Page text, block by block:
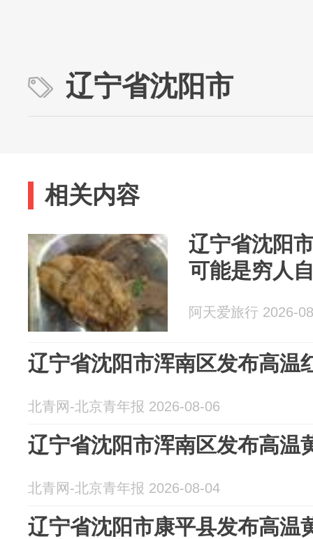
辽宁省沈阳市
相关内容
辽宁省沈阳
可能是穷人
阿天爱旅行 2026-
辽宁省沈阳市浑南区发布高温
北青网-北京青年报 2026-08-06
辽宁省沈阳市浑南区发布高温
北青网-北京青年报 2026-08-04
辽宁省沈阳市康平县发布高温